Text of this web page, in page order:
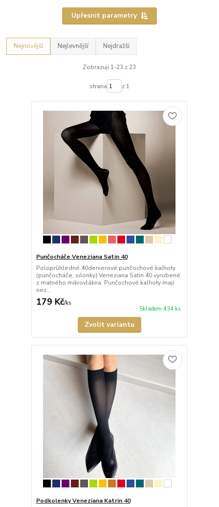
Upřesnit parametry
Nejnovější Nejlevnější Nejdražší
Zobrazuji 1-23 z 23
strana z 1
Punčocháče Veneziana Satin 40
Poloprůhledné 40denierové punčochové kalhoty
(punčocháče, silonky) Veneziana Satin 40 vyrobené
z matného mikrovlákna. Punčochové kalhoty mají
nez...
179 Kč/ks
Skladem 434 ks
Zvolit variantu
Podkolenky Veneziana Katrin 40